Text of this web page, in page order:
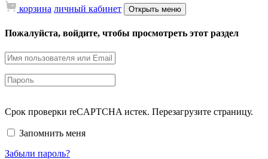
корзина личный кабинет Открыть меню
Пожалуйста, войдите, чтобы просмотреть этот раздел
Срок проверки reCAPTCHA истек. Перезагрузите страницу.
Запомнить меня
Забыли пароль?